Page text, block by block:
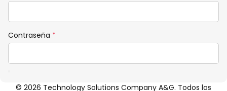
Contraseña *
© 2026 Technology Solutions Company A&G. Todos los